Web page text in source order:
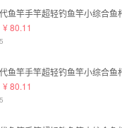
鱼竿手竿超轻钓鱼竿小综合鱼
¥ 80.11
鱼竿手竿超轻钓鱼竿小综合鱼
¥ 80.11